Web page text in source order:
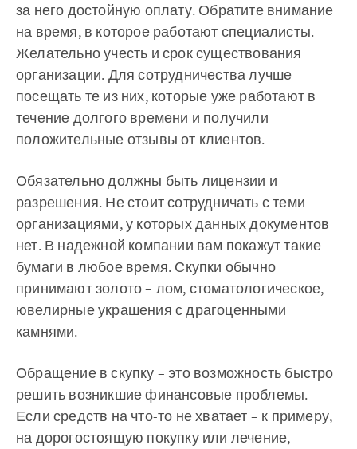
за него достойную оплату. Обратите внимание
на время, в которое работают специалисты.
Желательно учесть и срок существования
организации. Для сотрудничества лучше
посещать те из них, которые уже работают в
течение долгого времени и получили
положительные отзывы от клиентов.
Обязательно должны быть лицензии и
разрешения. Не стоит сотрудничать с теми
организациями, у которых данных документов
нет. В надежной компании вам покажут такие
бумаги в любое время. Скупки обычно
принимают золото – лом, стоматологическое,
ювелирные украшения с драгоценными
камнями.
Обращение в скупку – это возможность быстро
решить возникшие финансовые проблемы.
Если средств на что-то не хватает – к примеру,
на дорогостоящую покупку или лечение,